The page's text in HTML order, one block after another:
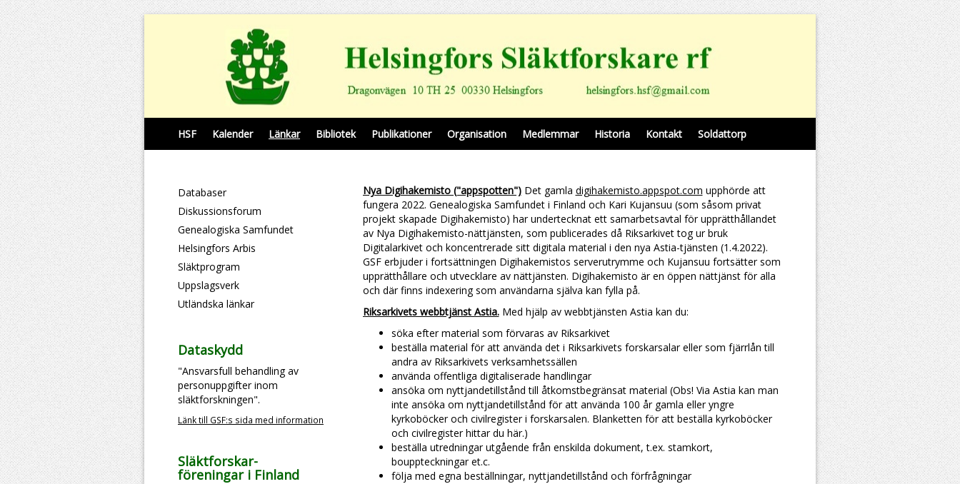
HSF Kalender Länkar Bibliotek Publikationer Organisation Medlemmar Historia Kontakt Soldattorp
Databaser
Diskussionsforum
Genealogiska Samfundet
Helsingfors Arbis
Släktprogram
Uppslagsverk
Utländska länkar
Dataskydd
"Ansvarsfull behandling av
personuppgifter inom
släktforskningen".
Länk till GSF:s sida med information
Släktforskar-
föreningar i Finland
Nya Digihakemisto ("appspotten") Det gamla digihakemisto.appspot.com upphörde att
fungera 2022. Genealogiska Samfundet i Finland och Kari Kujansuu (som såsom privat
projekt skapade Digihakemisto) har undertecknat ett samarbetsavtal för upprätthållandet
av Nya Digihakemisto-nättjänsten, som publicerades då Riksarkivet tog ur bruk
Digitalarkivet och koncentrerade sitt digitala material i den nya Astia-tjänsten (1.4.2022).
GSF erbjuder i fortsättningen Digihakemistos serverutrymme och Kujansuu fortsätter som
upprätthållare och utvecklare av nättjänsten. Digihakemisto är en öppen nättjänst för alla
och där finns indexering som användarna själva kan fylla på.
Riksarkivets webbtjänst​ Astia.Med hjälp av webbtjänsten Astia kan du:
söka efter material som förvaras av Riksarkivet
beställa material för att använda det i Riksarkivets forskarsalar eller som fjärrlån till
andra av Riksarkivets verksamhetssällen
använda offentliga digitaliserade handlingar
ansöka om nyttjandetillstånd till åtkomstbegränsat material (Obs! Via Astia kan man
inte ansöka om nyttjandetillstånd för att använda 100 år gamla eller yngre
kyrkoböcker och civilregister i forskarsalen. Blanketten för att beställa kyrkoböcker
och civilregister hittar du här.)
beställa utredningar utgående från enskilda dokument, t.ex. stamkort,
bouppteckningar et.c.
följa med egna beställningar, nyttjandetillstånd och förfrågningar